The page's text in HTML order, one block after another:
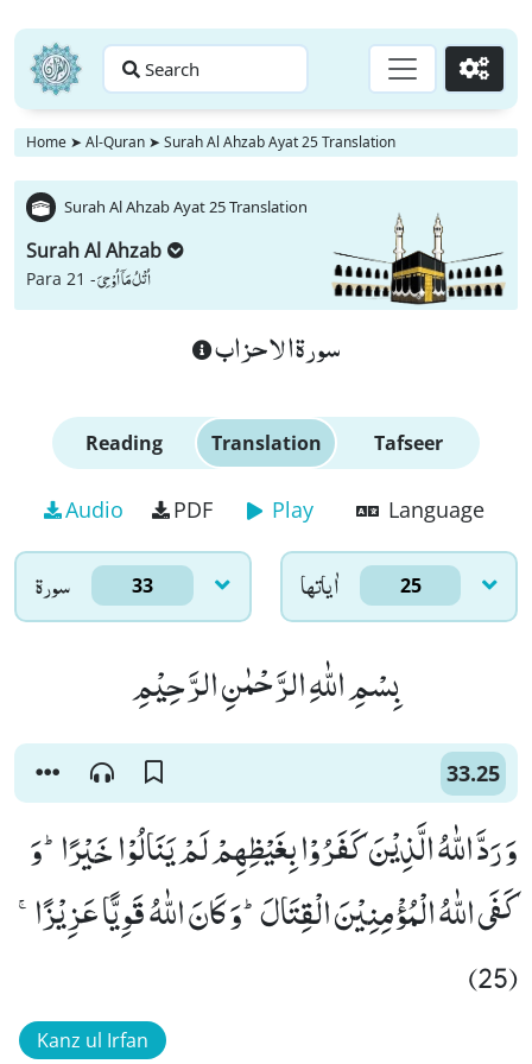
Search Go
Home ➤ Al-Quran ➤ Surah Al Ahzab Ayat 25 Translation
Surah Al Ahzab Ayat 25 Translation
Surah Al Ahzab
Para 21 -اُتْلُ مَاۤ اُوْحِیَ
سورة الاحزاب
Reading Translation Tafseer
Audio PDF Play Language
سورۃ 33 اٰياتها 25
بِسْمِ اللّٰهِ الرَّحْمٰنِ الرَّحِیْمِ
33.25
وَ رَدَّ اللّٰهُ الَّذِیْنَ كَفَرُوْا بِغَیْظِهِمْ لَمْ یَنَالُوْا خَیْرًاؕ-وَ
كَفَى اللّٰهُ الْمُؤْمِنِیْنَ الْقِتَالَؕ-وَ كَانَ اللّٰهُ قَوِیًّا عَزِیْزًاۚ
(25)
Kanz ul Irfan